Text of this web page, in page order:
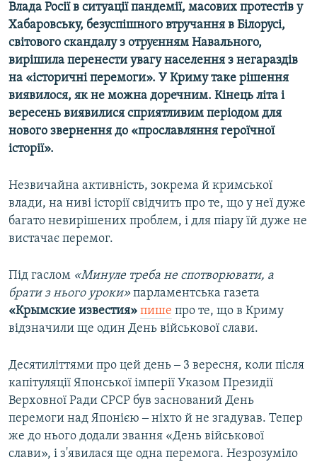
Усі сайти RFE/RL
Влада Росії в ситуації пандемії, масових протестів у
Хабаровську, безуспішного втручання в Білорусі,
світового скандалу з отруєнням Навального,
вирішила перенести увагу населення з негараздів
на «історичні перемоги». У Криму таке рішення
виявилося, як не можна доречним. Кінець літа і
вересень виявилися сприятливим періодом для
нового звернення до «прославляння героїчної
історії».
Незвичайна активність, зокрема й кримської
влади, на ниві історії свідчить про те, що у неї дуже
багато невирішених проблем, і для піару їй дуже не
вистачає перемог.
Під гаслом «Минуле треба не спотворювати, а
брати з нього уроки» парламентська газета
«Крымские известия» пише про те, що в Криму
відзначили ще один День військової слави.
Десятиліттями про цей день ‒ 3 вересня, коли після
капітуляції Японської імперії Указом Президії
Верховної Ради СРСР був заснований День
перемоги над Японією ‒ ніхто й не згадував. Тепер
же до нього додали звання «День військової
слави», і з'явилася ще одна перемога. Незрозуміло